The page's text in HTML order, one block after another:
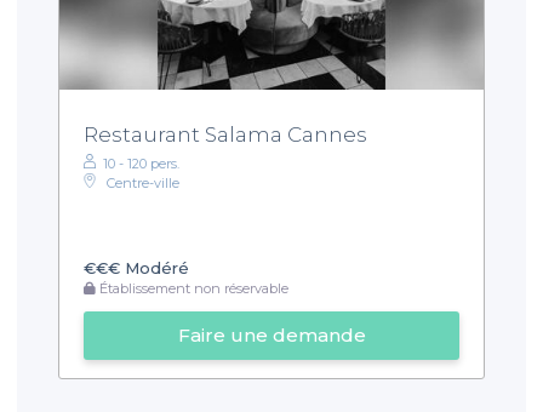
Restaurant Salama Cannes
10 - 120 pers.
Centre-ville
€€€ Modéré
Établissement non réservable
Faire une demande